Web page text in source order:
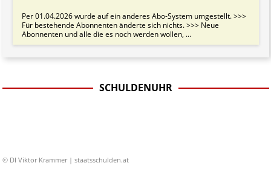
Per 01.04.2026 wurde auf ein anderes Abo-System umgestellt. >>>
Für bestehende Abonnenten änderte sich nichts. >>> Neue
Abonnenten und alle die es noch werden wollen, ...
SCHULDENUHR
© DI Viktor Krammer | staatsschulden.at